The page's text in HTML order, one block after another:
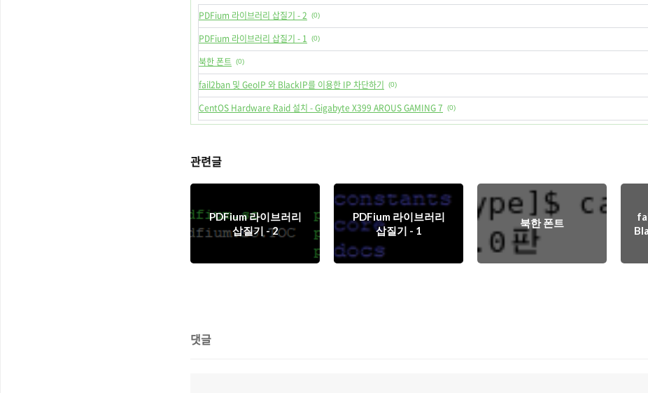
PDFium 라이브러리 삽질기 - 2 (0)
PDFium 라이브러리 삽질기 - 1 (0)
북한 폰트 (0)
fail2ban 및 GeoIP 와 BlackIP를 이용한 IP 차단하기 (0)
CentOS Hardware Raid 설치 - Gigabyte X399 AROUS GAMING 7 (0)
관련글
PDFium 라이브러리
삽질기 - 2
PDFium 라이브러리
삽질기 - 1
북한 폰트
댓글